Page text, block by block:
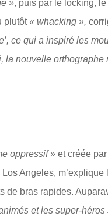
», puis par le locking,
plutôt« whacking »,
ce qui a inspiré les
la nouvelle
oppressif » et créée
Angeles, m’explique
de bras rapides.
et les super-héros